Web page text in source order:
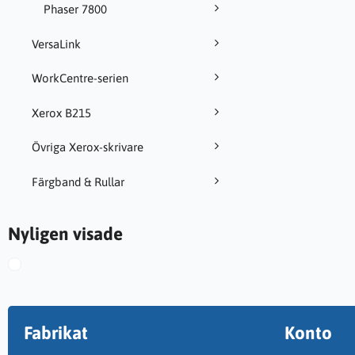
Phaser 7800
VersaLink
WorkCentre-serien
Xerox B215
Övriga Xerox-skrivare
Färgband & Rullar
Nyligen visade
Fabrikat Konto